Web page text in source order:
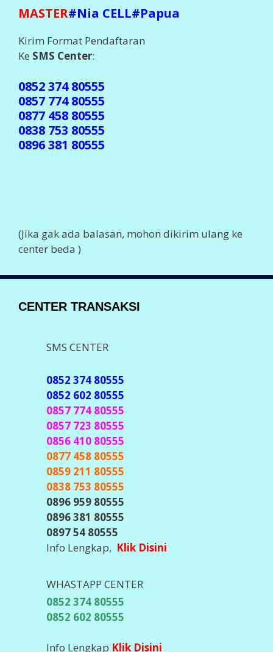
MASTER#Nia CELL#Papua
Kirim Format Pendaftaran
Ke SMS Center:
0852 374 80555
0857 774 80555
0877 458 80555
0838 753 80555
0896 381 80555
(Jika gak ada balasan, mohon dikirim ulang ke
center beda )
CENTER TRANSAKSI
SMS CENTER
0852 374 80555
0852 602 80555
0857 774 80555
0857 723 80555
0856 410 80555
0877 458 80555
0859 211 80555
0838 753 80555
0896 959 80555
0896 381 80555
0897 54 80555
Info Lengkap, Klik Disini
WHASTAPP CENTER
0852 374 80555
0852 602 80555
Info Lengkap Klik Disini